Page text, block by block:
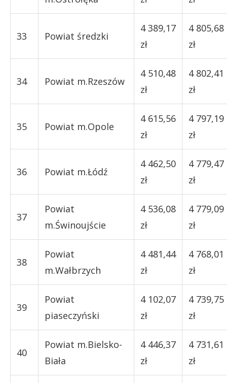
33 Powiat średzki
4 389,17
zł
4 805,68
zł
34 Powiat m.Rzeszów
4 510,48
zł
4 802,41
zł
35 Powiat m.Opole
4 615,56
zł
4 797,19
zł
36 Powiat m.Łódź
4 462,50
zł
4 779,47
zł
37
Powiat
m.Świnoujście
4 536,08
zł
4 779,09
zł
38
Powiat
m.Wałbrzych
4 481,44
zł
4 768,01
zł
39
Powiat
piaseczyński
4 102,07
zł
4 739,75
zł
40
Powiat m.Bielsko-
Biała
4 446,37
zł
4 731,61
zł